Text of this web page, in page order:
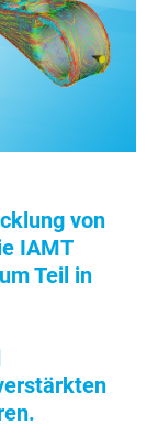
von
IAMT
Teil in